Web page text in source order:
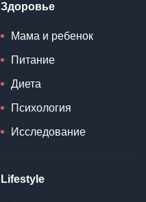
Здоровье
Мама и ребенок
Питание
Диета
Психология
Исследование
Lifestyle